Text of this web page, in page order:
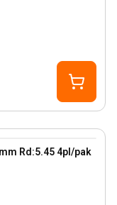
Rd:5.45 4pl/pak